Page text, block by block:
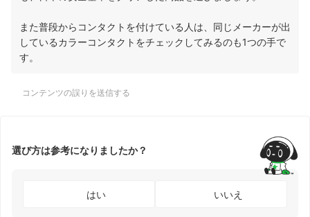
また普段からコンタクトを付けている人は、同じメーカーが出
しているカラーコンタクトをチェックしてみるのも1つの手で
す。
コンテンツの誤りを送信する
選び方は参考になりましたか？
はい いいえ